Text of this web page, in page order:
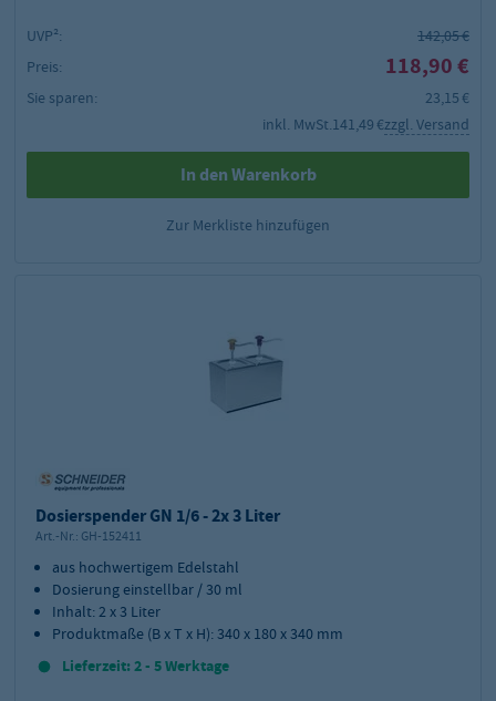
UVP²:
142,05 €
Preis:
118,90 €
Sie sparen:
23,15 €
inkl. MwSt.141,49 €zzgl. Versand
In den Warenkorb
Zur Merkliste hinzufügen
Dosierspender GN 1/6 - 2x 3 Liter
Art.-Nr.: GH-152411
aus hochwertigem Edelstahl
Dosierung einstellbar / 30 ml
Inhalt: 2 x 3 Liter
Produktmaße (B x T x H): 340 x 180 x 340 mm
Lieferzeit: 2 - 5 Werktage